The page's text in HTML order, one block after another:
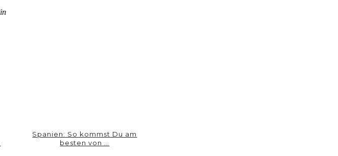
Spanien: So kommst Du am
besten von …